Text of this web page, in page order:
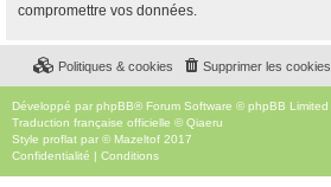
compromettre vos données.
Supprimer les cookies
Politiques & cookies
Développé par phpBB® Forum Software © phpBB Limited
Traduction française officielle ©Qiaeru
Style proflat par © Mazeltof 2017
Confidentialité | Conditions